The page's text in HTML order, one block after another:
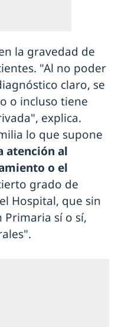
la gravedad de
"Al no poder
claro, se
o incluso tiene
explica.
lo que supone
atención al
o el
grado de
Hospital, que sin
sí o sí,